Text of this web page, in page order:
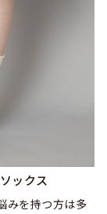
ックス
みを持つ方は多